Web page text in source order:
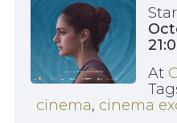
At
cinema, cinema